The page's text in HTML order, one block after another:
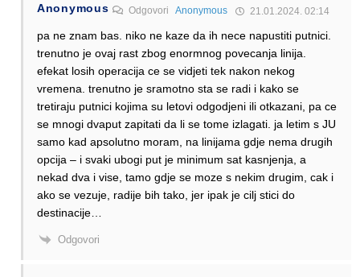
Anonymous OdgovoriAnonymous 21.01.2024. 02:14
pa ne znam bas. niko ne kaze da ih nece napustiti putnici.
trenutno je ovaj rast zbog enormnog povecanja linija.
efekat losih operacija ce se vidjeti tek nakon nekog
vremena. trenutno je sramotno sta se radi i kako se
tretiraju putnici kojima su letovi odgodjeni ili otkazani, pa ce
se mnogi dvaput zapitati da li se tome izlagati. ja letim s JU
samo kad apsolutno moram, na linijama gdje nema drugih
opcija – i svaki ubogi put je minimum sat kasnjenja, a
nekad dva i vise, tamo gdje se moze s nekim drugim, cak i
ako se vezuje, radije bih tako, jer ipak je cilj stici do
destinacije…
Odgovori